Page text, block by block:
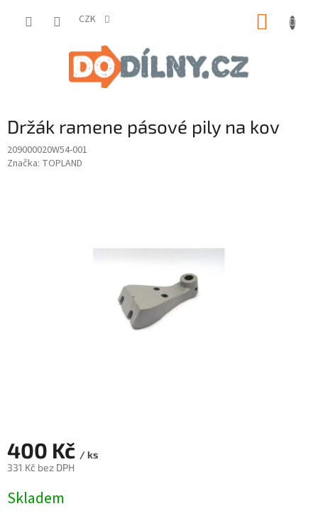
CZK
Držák ramene pásové pily na kov
209000020W54-001
Značka: TOPLAND
400 Kč / ks
331 Kč bez DPH
cena:
Skladem